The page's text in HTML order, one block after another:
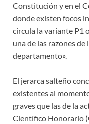
Constitución y en el
donde existen focos
circula la variante P1
una de las razones
departamento».
El jerarca salteño
existentes al
graves que las de la
Científico Honorario